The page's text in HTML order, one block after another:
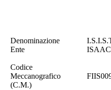
Denominazione
Ente
Codice
Meccanografico
(C.M.)